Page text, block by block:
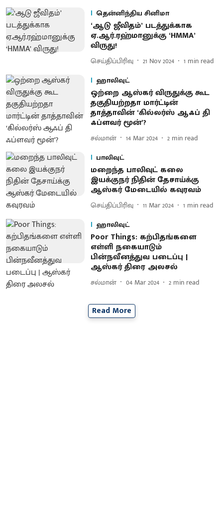
தென்னிந்திய சினிமா
‘ஆடு ஜீவிதம்’ படத்துக்காக
ஏ.ஆர்.ரஹ்மானுக்கு ‘HMMA’
விருது!
செய்திப்பிரிவு 21 Nov 2024 1 min read
ஹாலிவுட்
ஒற்றை ஆஸ்கர் விருதுக்கு கூட
தகுதியற்றதா மார்ட்டின்
தாத்தாவின் ‘கில்லர்ஸ் ஆஃப் தி
ஃப்ளவர் மூன்’?
சல்மான் 14 Mar 2024 2 min read
பாலிவுட்
மறைந்த பாலிவுட் கலை
இயக்குநர் நிதின் தேசாய்க்கு
ஆஸ்கர் மேடையில் கவுரவம்
செய்திப்பிரிவு 11 Mar 2024 1 min read
ஹாலிவுட்
Poor Things: கற்பிதங்களை
எள்ளி நகையாடும்
பின்நவீனத்துவ படைப்பு |
ஆஸ்கர் திரை அலசல்
சல்மான் 04 Mar 2024 2 min read
Read More